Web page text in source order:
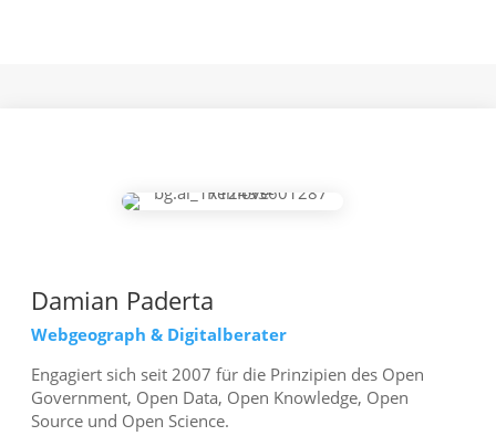
Damian Paderta
Webgeograph & Digitalberater
Engagiert sich seit 2007 für die Prinzipien des Open
Government, Open Data, Open Knowledge, Open
Source und Open Science.